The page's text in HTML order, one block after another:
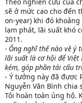
sẽ ở mức cao cho đến
on-year) khi đó
lạm phát, lãi suất khó
2011.
- Ông nghĩ thế nào về ý
lãi suất là cơ hội để
kém, góp phần tái cấu
- Ý tưởng này đã được
Nguyễn Văn Bình chia
Tôi hoàn toàn ủng hộ.